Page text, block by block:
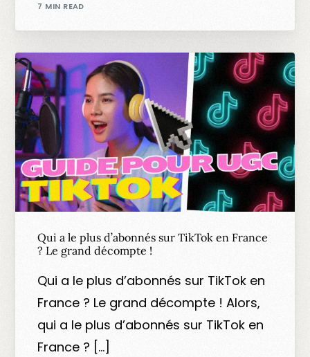
7 MIN READ
Qui a le plus d’abonnés sur TikTok en France
? Le grand décompte !
Qui a le plus d’abonnés sur TikTok en
France ? Le grand décompte ! Alors,
qui a le plus d’abonnés sur TikTok en
France ? […]